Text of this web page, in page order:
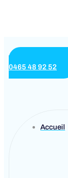
0465 48 92 52
Accueil